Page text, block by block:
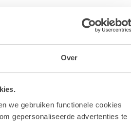
Over
we gebruiken functionele cookies
gepersonaliseerde advertenties te
een perfecte aanvulling op andere
voor een
een vers assortiment. Wij begrijpen
verjaardagen tot relatiegeschenken.
vragen hebben over ingrediënten,